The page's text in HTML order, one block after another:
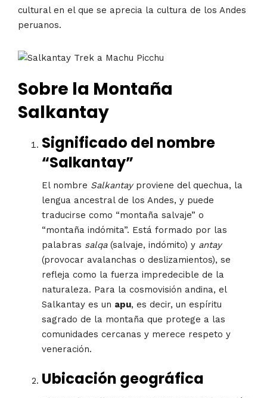
cultural en el que se aprecia la cultura de los Andes
peruanos.
Sobre la Montaña
Salkantay
Significado del nombre
“Salkantay”
El nombre Salkantayproviene del quechua, la
lengua ancestral de los Andes, y puede
traducirse como “montaña salvaje” o
“montaña indómita”. Está formado por las
palabras salqa(salvaje, indómito) y antay
(provocar avalanchas o deslizamientos), se
refleja como la fuerza impredecible de la
naturaleza. Para la cosmovisión andina, el
Salkantay es un apu, es decir, un espíritu
sagrado de la montaña que protege a las
comunidades cercanas y merece respeto y
veneración.
Ubicación geográfica